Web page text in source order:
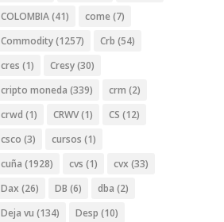
COLOMBIA(41) come (7)
Commodity(1257) Crb (54)
cres (1) Cresy(30)
cripto moneda (339) crm (2)
crwd (1) CRWV(1) CS (12)
csco (3) cursos (1)
cuña (1928) cvs (1) cvx (33)
Dax (26) DB (6) dba (2)
Deja vu (134) Desp (10)